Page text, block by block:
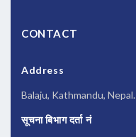
CONTACT
Address
Balaju, Kathmandu, Nepal.
सूचना बिभाग दर्ता नं